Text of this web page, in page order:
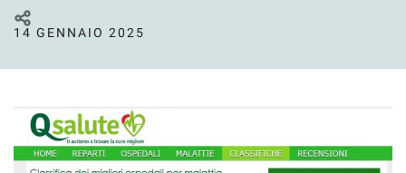
14 GENNAIO 2025